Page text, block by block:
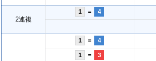
2連複
1 = 4
1 = 4
1 = 3